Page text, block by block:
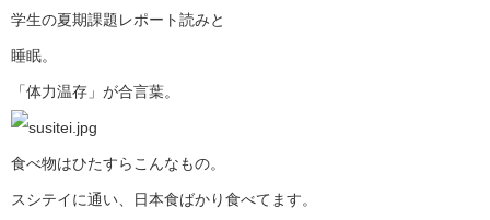
学生の夏期課題レポート読みと
睡眠。
「体力温存」が合言葉。
食べ物はひたすらこんなもの。
スシテイに通い、日本食ばかり食べてます。